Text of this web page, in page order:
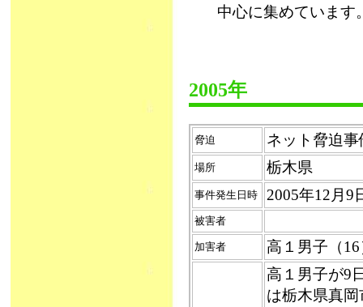
中心に集めています
2005年
脅迫 ネット脅迫事
場所 栃木県
事件発生日時 2005年12月
被害者
加害者 高１男子（
高１男子が9
は栃木県真